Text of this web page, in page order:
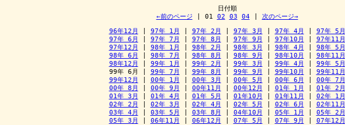
日付順
←前のページ
01 02 03 04 | 次のページ→
96年12月
97年 1月 97年 2月 97年 3月 97年 4月
97年 5月
97年 6月
97年 7月 97年 8月 97年 9月 97年10月
97年11月
97年12月
98年 1月 98年 2月 98年 3月 98年 4月
98年 5月
98年 6月
98年 7月 98年 8月 98年 9月 98年10月
98年11月
98年12月
99年 1月 99年 2月 99年 3月 99年 4月
99年 5月
99年 6月
99年 7月 99年 8月 99年 9月 99年10月
99年11月
99年12月
00年 1月 00年 3月 00年 5月 00年 6月
00年 7月
00年 8月
00年 9月 00年11月 00年12月 01年 1月
01年 2月
01年 3月
01年 4月 01年 5月 01年10月 01年11月
02年 1月
02年 2月
02年 3月 02年 4月 02年 5月 02年 6月
02年11月
03年 4月
03年 5月 03年 8月 04年10月 05年 1月
05年 2月
05年 3月
06年11月 06年12月 07年 5月 07年 9月 07年12月